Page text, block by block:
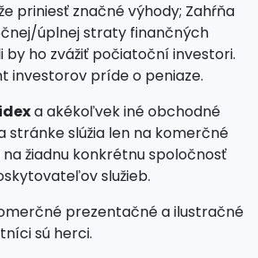
priniesť značné výhody; Zahŕňa
úplnej straty finančných
ho zvážiť počiatoční investori.
investorov príde o peniaze.
a akékoľvek iné obchodné
stránke slúžia len na komerčné
žiadnu konkrétnu spoločnosť
služieb.
prezentačné a ilustračné
sú herci.